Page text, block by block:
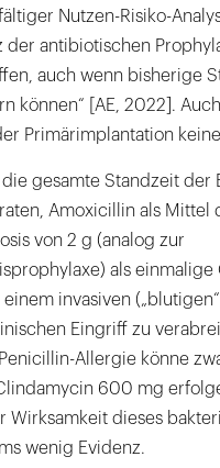
Nutzen-Risiko-
der antibiotischen
auch wenn bisherige
können“ [AE, 2022].
Primärimplantation
die gesamte Standzeit der
Amoxicillin als Mittel
von 2 g (analog zur
als einmalige
invasiven
Eingriff zu
Allergie könne
600 mg
Wirksamkeit dieses
wenig Evidenz.